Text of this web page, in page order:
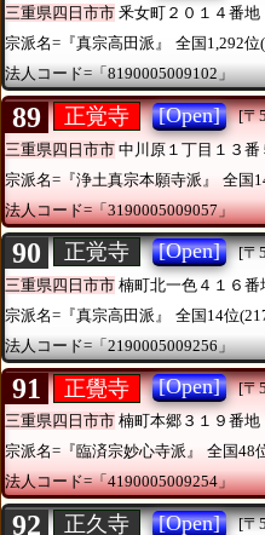
三重県四日市市 釆女町２０１４番地
宗派名=『真宗高田派』
全国1,292位
法人コード=「8190005009102」
89 正覚寺 [Open]
[〒
三重県四日市市 中川原１丁目１３番
宗派名=『浄土真宗本願寺派』
全国
法人コード=「3190005009057」
90 正覚寺 [Open]
[〒
三重県四日市市 楠町北一色４１６番
宗派名=『真宗高田派』
全国14位
法人コード=「2190005009256」
91 正覺寺 [Open]
[〒
三重県四日市市 楠町本郷３１９番地
宗派名=『臨済宗妙心寺派』
全国48
法人コード=「4190005009254」
92 正久寺 [Open] [〒